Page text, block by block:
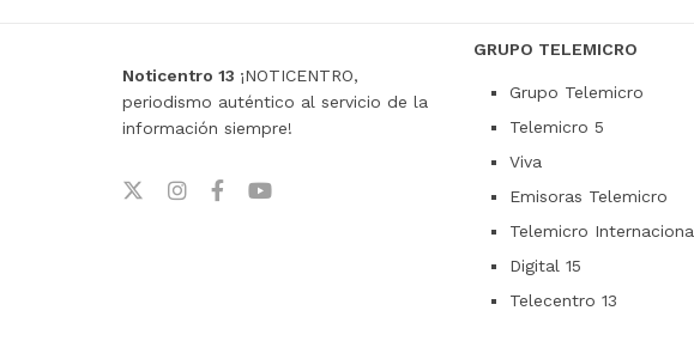
Noticentro 13 ¡NOTICENTRO,
periodismo auténtico al servicio de la
información siempre!
GRUPO TELEMICRO
Grupo Telemicro
Telemicro 5
Viva
Emisoras Telemicro
Telemicro
Digital 15
Telecentro 13